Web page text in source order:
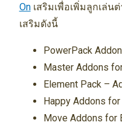
Onเสริมเพื่อเพิ่มลูกเล่น
เสริมดังนี้
PowerPack
Master Addons
Element Pack –
Happy Addons
Move Addons for